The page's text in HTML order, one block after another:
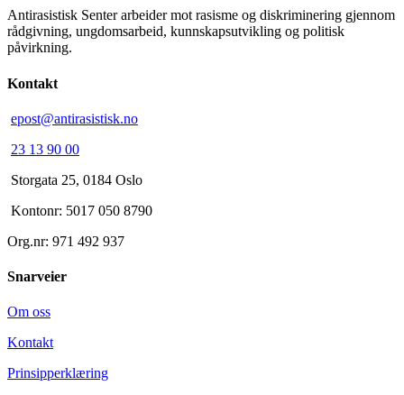
Antirasistisk Senter arbeider mot rasisme og diskriminering gjennom
rådgivning, ungdomsarbeid, kunnskapsutvikling og politisk
påvirkning.
Kontakt
epost@antirasistisk.no
23 13 90 00
Storgata 25, 0184 Oslo
Kontonr: 5017 050 8790
Org.nr: 971 492 937
Snarveier
Om oss
Kontakt
Prinsipperklæring